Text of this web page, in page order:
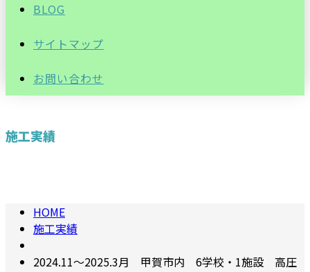
BLOG
サイトマップ
お問い合わせ
施工実績
HOME
施工実績
2024.11〜2025.3月 甲賀市内 6学校・1施設 高圧